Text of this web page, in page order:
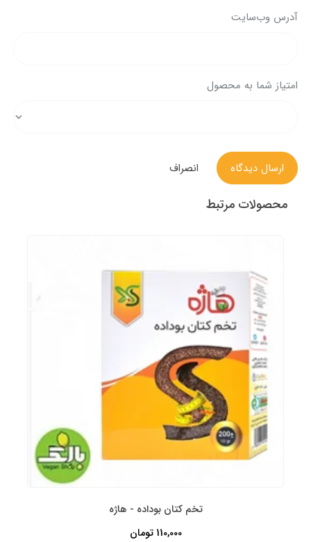
آدرس وب‌سایت
امتیاز شما به محصول
ارسال دیدگاه انصراف
محصولات مرتبط
تخم کتان بوداده - هاژه
110,000 تومان